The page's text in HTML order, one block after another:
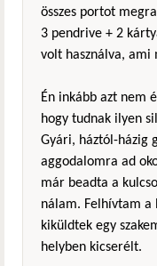
összes portot
3 pendrive + 2
volt használva, ami
Én inkább azt nem
hogy tudnak ilyen
Gyári, háztól-házig
aggodalomra ad
már beadta a
nálam. Felhívtam a
kiküldtek egy
helyben kicserélt.